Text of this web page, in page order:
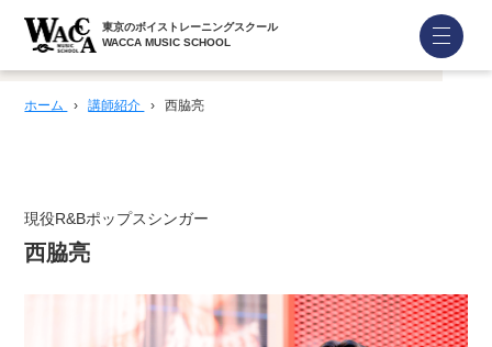
東京のボイストレーニングスクール
WACCA MUSIC SCHOOL
ホーム › 講師紹介 › 西脇亮
現役R&Bポップスシンガー
西脇亮